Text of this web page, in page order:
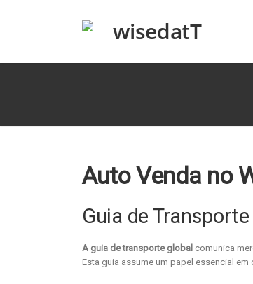
Auto Venda no
Guia de
A guia de transporte global comunica
Esta guia assume um papel essencial